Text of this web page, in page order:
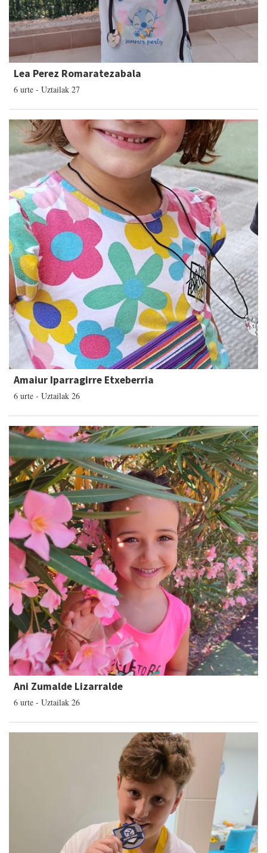
Lea Perez Romaratezabala
6 urte - Uztailak 27
Amaiur Iparragirre Etxeberria
6 urte - Uztailak 26
Ani Zumalde Lizarralde
6 urte - Uztailak 26